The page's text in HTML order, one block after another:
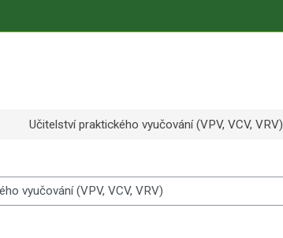
Učitelství praktického vyučování (VPV, VCV, VRV)